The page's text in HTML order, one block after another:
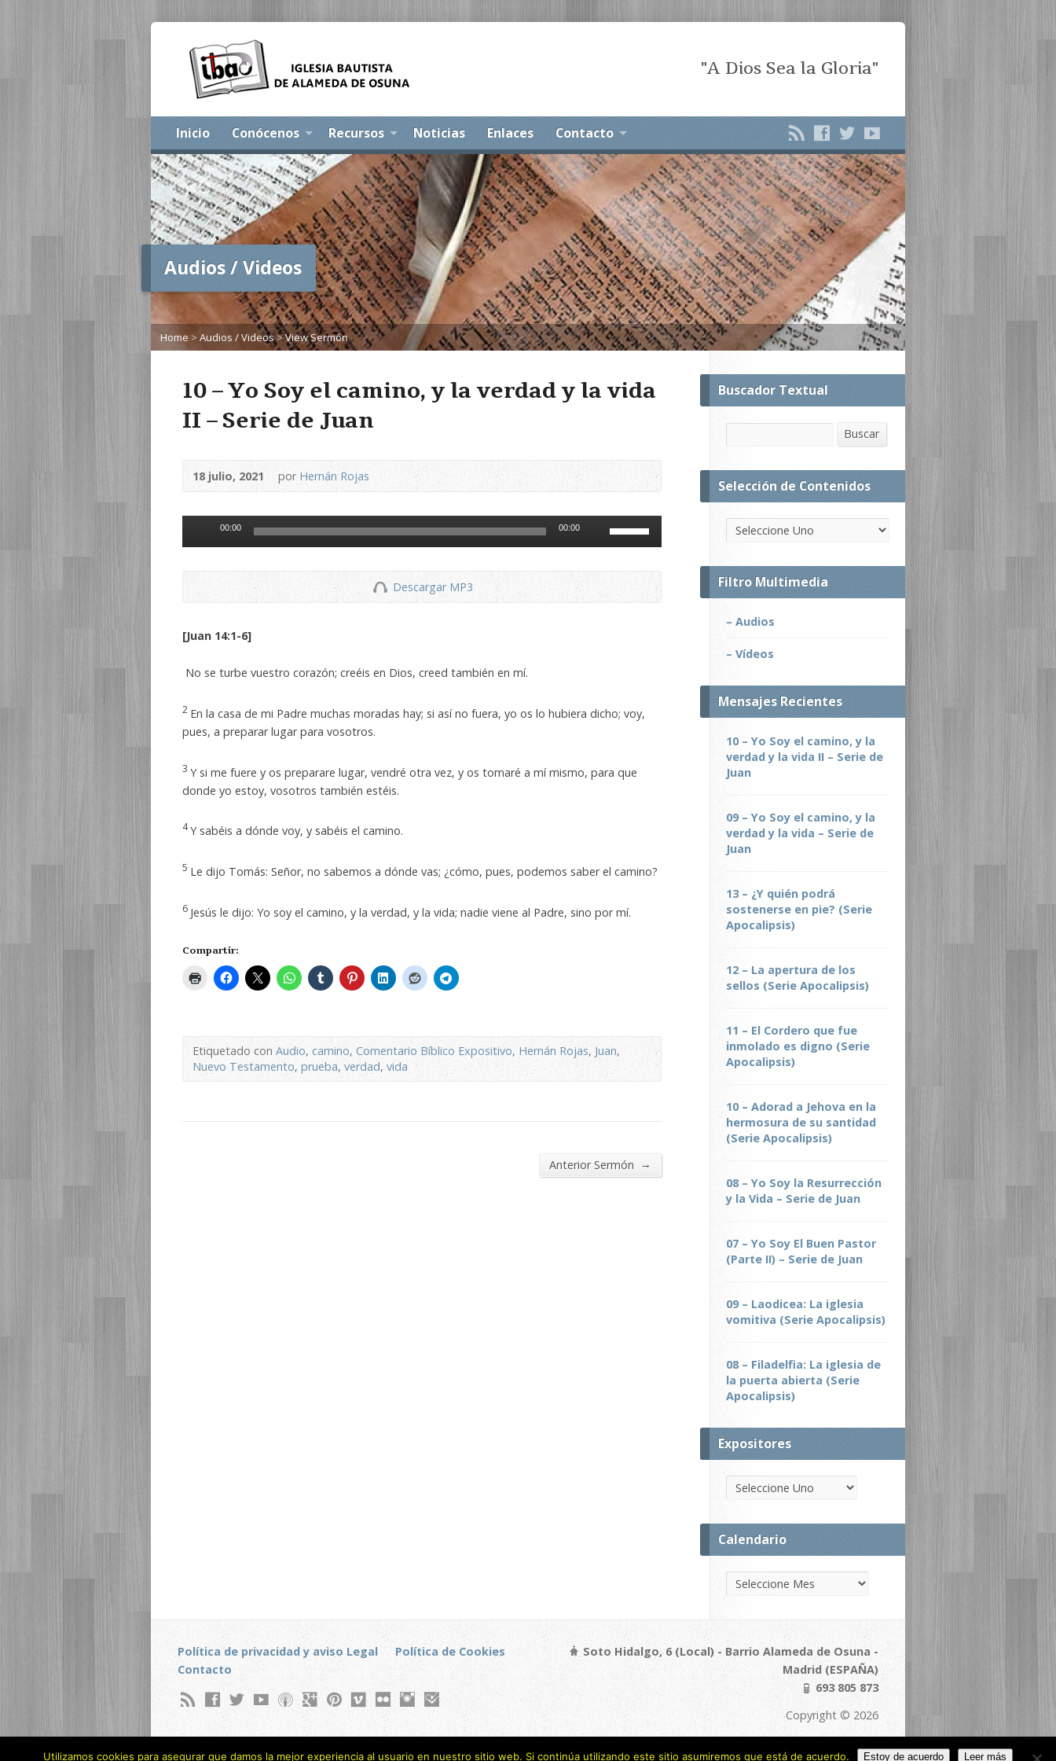
"A Dios Sea la Gloria"
Inicio Conócenos Recursos Noticias Enlaces Contacto
Audios / Videos
Home > Audios / Videos>View Sermón
10 – Yo Soy el camino, y la verdad y la vida
II – Serie de Juan
18 julio, 2021 por Hernán Rojas
Reproductor
00:00 00:00
de
flecha
volumen.
Descargar MP3
[Juan 14:1-6]
No se turbe vuestro corazón; creéis en Dios, creed también en mí.
2 En la casa de mi Padre muchas moradas hay; si así no fuera, yo os lo hubiera dicho; voy,
pues, a preparar lugar para vosotros.
3 Y si me fuere y os preparare lugar, vendré otra vez, y os tomaré a mí mismo, para que
donde yo estoy, vosotros también estéis.
4Y sabéis a dónde voy, y sabéis el camino.
5 Le dijo Tomás: Señor, no sabemos a dónde vas; ¿cómo, pues, podemos saber el camino?
6 Jesús le dijo: Yo soy el camino, y la verdad, y la vida; nadie viene al Padre, sino por mí.
Compartir:
Etiquetado conAudio, camino,Comentario Bíblico Expositivo, Hernán Rojas,Juan,
Nuevo Testamento, prueba, verdad,vida
Anterior Sermón →
Buscador Textual
Buscar
Selección de Contenidos
Filtro Multimedia
– Audios
– Vídeos
Mensajes Recientes
10 – Yo Soy el camino, y la
verdad y la vida II – Serie de
Juan
09 – Yo Soy el camino, y la
verdad y la vida – Serie de
Juan
13 – ¿Y quién podrá
sostenerse en pie? (Serie
Apocalipsis)
12 – La apertura de los
sellos (Serie Apocalipsis)
11 – El Cordero que fue
inmolado es digno (Serie
Apocalipsis)
10 – Adorad a Jehova en la
hermosura de su santidad
(Serie Apocalipsis)
08 – Yo Soy la Resurrección
y la Vida – Serie de Juan
07 – Yo Soy El Buen Pastor
(Parte II) – Serie de Juan
09 – Laodicea: La iglesia
vomitiva (Serie Apocalipsis)
08 – Filadelfia: La iglesia de
la puerta abierta (Serie
Apocalipsis)
Expositores
Calendario
Política de privacidad y aviso Legal
Política de Cookies
Contacto
Soto Hidalgo, 6 (Local) - Barrio Alameda de Osuna -
Madrid (ESPAÑA)
693 805 873
Copyright © 2026
Utilizamos cookies para asegurar que damos la mejor experiencia al usuario en nuestro sitio web. Si continúa utilizando este sitio asumiremos que está de acuerdo. Estoy de acuerdo Leer más